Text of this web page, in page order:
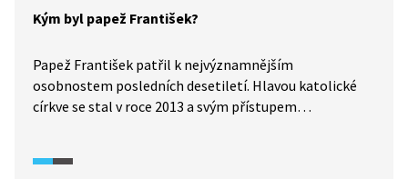
Kým byl papež František?
Papež František patřil k nejvýznamnějším
osobnostem posledních desetiletí. Hlavou katolické
církve se stal v roce 2013 a svým přístupem
i kritické ohlasy. Reportáž o jeho životě a pojetí